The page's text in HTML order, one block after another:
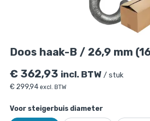
Doos haak-B / 26,9 mm
€ 362,93 incl. BTW / stuk
€ 299,94 excl. BTW
Voor steigerbuis diameter
Doos haak-B / 26,9 mm (160